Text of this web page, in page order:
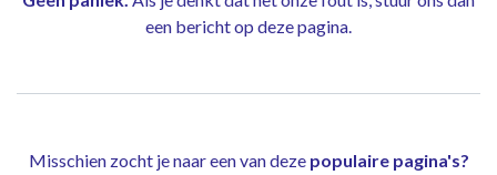
een bericht op deze pagina.
Misschien zocht je naar een van deze populaire pagina's?